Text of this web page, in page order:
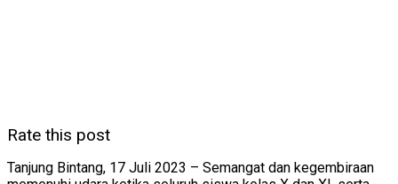
Rate this post
Tanjung Bintang, 17 Juli 2023 – Semangat dan kegembiraan